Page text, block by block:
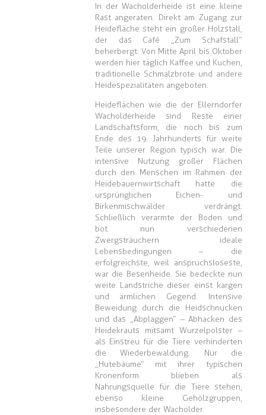
In der Wacholderheide ist eine kleine
Rast angeraten. Direkt am Zugang zur
Heidefläche steht ein großer Holzstall,
der das Café „Zum Schafstall“
beherbergt. Von Mitte April bis Oktober
werden hier täglich Kaffee und Kuchen,
traditionelle Schmalzbrote und andere
Heidespezialitäten angeboten.
Heideflächen wie die der Ellerndorfer
Wacholderheide sind Reste einer
Landschaftsform, die noch bis zum
Ende des 19. Jahrhunderts für weite
Teile unserer Region typisch war. Die
intensive Nutzung großer Flächen
durch den Menschen im Rahmen der
Heidebauernwirtschaft hatte die
ursprünglichen Eichen- und
Birkenmischwälder verdrängt.
Schließlich verarmte der Boden und
bot nun verschiedenen
Zwergsträuchern ideale
Lebensbedingungen – die
erfolgreichste, weil anspruchsloseste,
war die Besenheide. Sie bedeckte nun
weite Landstriche dieser einst kargen
und ärmlichen Gegend. Intensive
Beweidung durch die Heidschnucken
und das „Abplaggen“ – Abhacken des
Heidekrauts mitsamt Wurzelpolster –
als Einstreu für die Tiere verhinderten
die Wiederbewaldung. Nur die
„Hutebäume“ mit ihrer typischen
Kronenform blieben als
Nahrungsquelle für die Tiere stehen,
ebenso kleine Gehölzgruppen,
insbesondere der Wacholder.